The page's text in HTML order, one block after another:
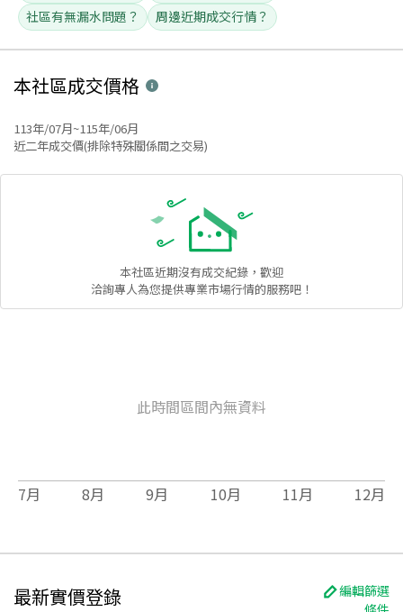
社區有無漏水問題？
周邊近期成交行情？
本社區成交價格
113年/07月~115年/06月
近二年成交價(排除特殊關係間之交易)
本社區近期沒有成交紀錄，歡迎
洽詢專人為您提供專業市場行情的服務吧！
此時間區間內無資料
7月 8月 9月 10月 11月 12月
最新實價登錄
編輯篩選